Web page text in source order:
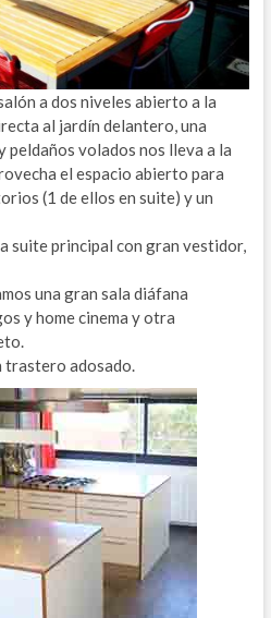
a dos niveles abierto a la
al jardín delantero, una
volados nos lleva a la
el espacio abierto para
(1 de ellos en suite) y un
suite principal con gran vestidor,
una gran sala diáfana
y home cinema y otra
trastero adosado.